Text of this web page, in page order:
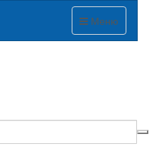
Меню